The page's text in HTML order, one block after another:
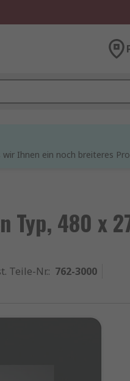
Ihnen ein noch breiteres
Typ, 480 x
Teile-Nr.: 762-3000